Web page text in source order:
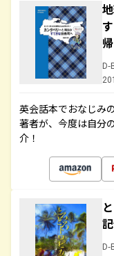
D-
英会話本でおなじみ
著者が、今度は自分
介！
D-